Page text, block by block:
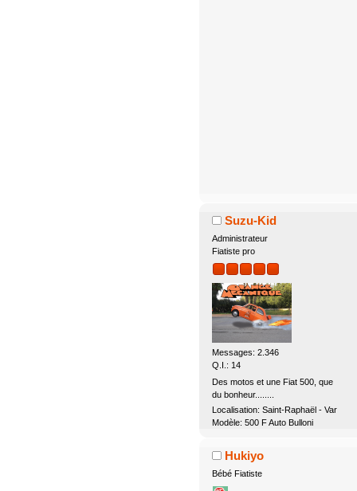
Suzu-Kid
Administrateur
Fiatiste pro
Messages: 2.346
Q.I.: 14
Des motos et une Fiat 500, que
du bonheur........
Localisation: Saint-Raphaël - Var
Modèle: 500 F Auto Bulloni
Hukiyo
Bébé Fiatiste